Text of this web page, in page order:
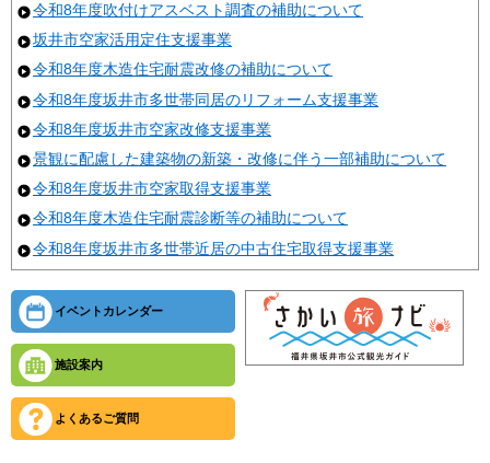
令和8年度吹付けアスベスト調査の補助について
坂井市空家活用定住支援事業
令和8年度木造住宅耐震改修の補助について
令和8年度坂井市多世帯同居のリフォーム支援事業
令和8年度坂井市空家改修支援事業
景観に配慮した建築物の新築・改修に伴う一部補助について
令和8年度坂井市空家取得支援事業
令和8年度木造住宅耐震診断等の補助について
令和8年度坂井市多世帯近居の中古住宅取得支援事業
イベントカレンダー
施設案内
よくあるご質問